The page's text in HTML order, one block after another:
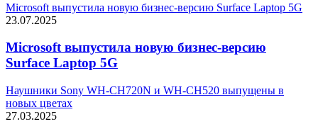
Microsoft выпустила новую бизнес-версию Surface Laptop 5G
23.07.2025
Microsoft выпустила новую бизнес-версию
Surface Laptop 5G
Наушники Sony WH-CH720N и WH-CH520 выпущены в
новых цветах
27.03.2025